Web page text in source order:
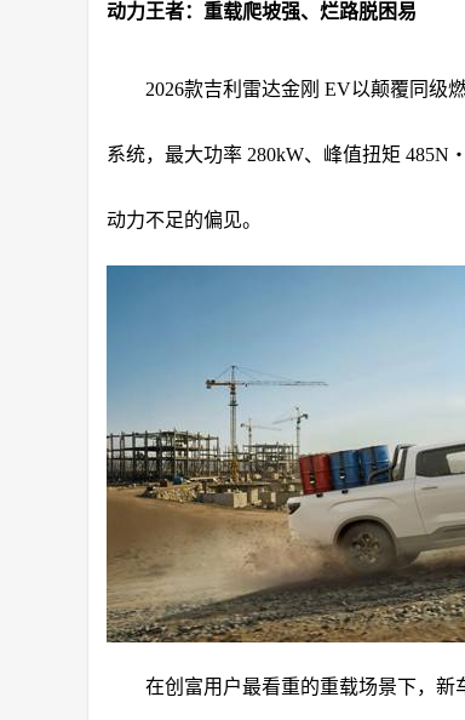
动力王者：重载爬坡强、烂路脱困易
2026款吉利雷达金刚 EV以颠覆同级
系统，最大功率 280kW、峰值扭矩 485N
动力不足的偏见。
在创富用户最看重的重载场景下，新